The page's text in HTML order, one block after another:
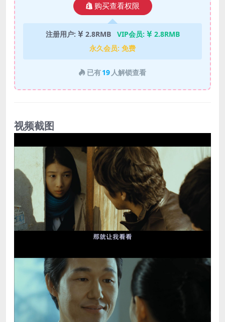
购买查看权限
注册用户: 2.8RMB VIP会员:
2.8RMB
永久会员: 免费
已有19 人解锁查看
视频截图